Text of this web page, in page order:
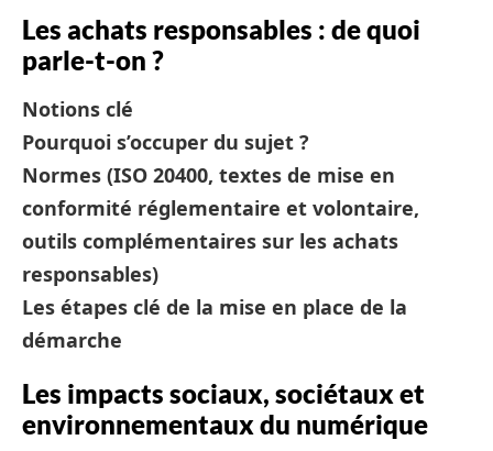
Les achats responsables : de quoi
parle-t-on ?
Notions clé
Pourquoi s’occuper du sujet ?
Normes (ISO 20400, textes de mise en
conformité réglementaire et volontaire,
outils complémentaires sur les achats
responsables)
Les étapes clé de la mise en place de la
démarche
Les impacts sociaux, sociétaux et
environnementaux du numérique